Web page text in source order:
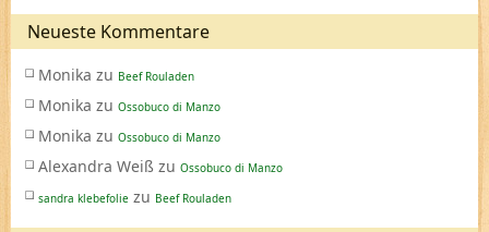
Neueste Kommentare
Monika zu Beef Rouladen
Monika zu Ossobuco di Manzo
Monika zu Ossobuco di Manzo
Alexandra Weiß zu Ossobuco di Manzo
sandra klebefolie zu Beef Rouladen